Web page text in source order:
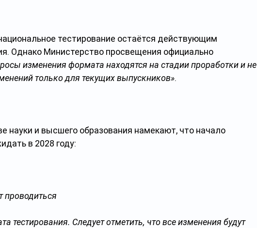
тестирование остаётся действующим
Однако Министерство просвещения официально
изменения формата находятся на стадии проработки и не
только для текущих выпускников».
науки и высшего образования намекают, что начало
в 2028 году:
проводиться
тестирования. Следует отметить, что все изменения будут